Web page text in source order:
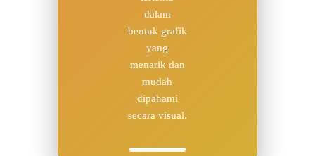
dalam
bentuk grafik
yang
menarik dan
mudah
dipahami
secara visual.